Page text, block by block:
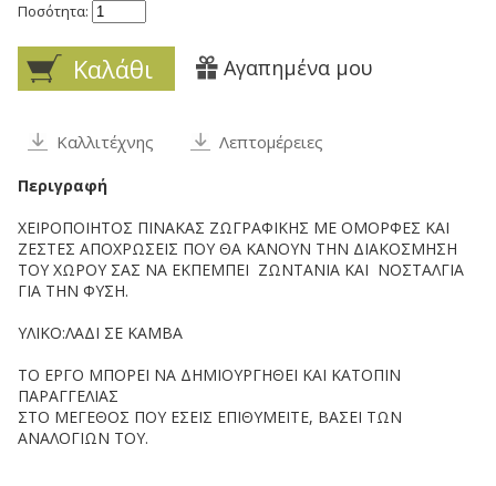
Ποσότητα:
Καλάθι Αγαπημένα μου
Καλλιτέχνης Λεπτομέρειες
Περιγραφή
ΧΕΙΡΟΠΟΙΗΤΟΣ ΠΙΝΑΚΑΣ ΖΩΓΡΑΦΙΚΗΣ ΜΕ ΟΜΟΡΦΕΣ ΚΑΙ
ΖΕΣΤΕΣ ΑΠΟΧΡΩΣΕΙΣ ΠΟΥ ΘΑ ΚΑΝΟΥΝ ΤΗΝ ΔΙΑΚΟΣΜΗΣΗ
ΤΟΥ ΧΩΡΟΥ ΣΑΣ ΝΑ ΕΚΠΕΜΠΕΙ ΖΩΝΤΑΝΙΑ ΚΑΙ ΝΟΣΤΑΛΓΙΑ
ΓΙΑ ΤΗΝ ΦΥΣΗ.
ΥΛΙΚΟ:ΛΑΔΙ ΣΕ ΚΑΜΒΑ
ΤΟ ΕΡΓΟ ΜΠΟΡΕΙ ΝΑ ΔΗΜΙΟΥΡΓΗΘΕΙ ΚΑΙ ΚΑΤΟΠΙΝ
ΠΑΡΑΓΓΕΛΙΑΣ
ΣΤΟ ΜΕΓΕΘΟΣ ΠΟΥ ΕΣΕΙΣ ΕΠΙΘΥΜΕΙΤΕ, ΒΑΣΕΙ ΤΩΝ
ΑΝΑΛΟΓΙΩΝ ΤΟΥ.